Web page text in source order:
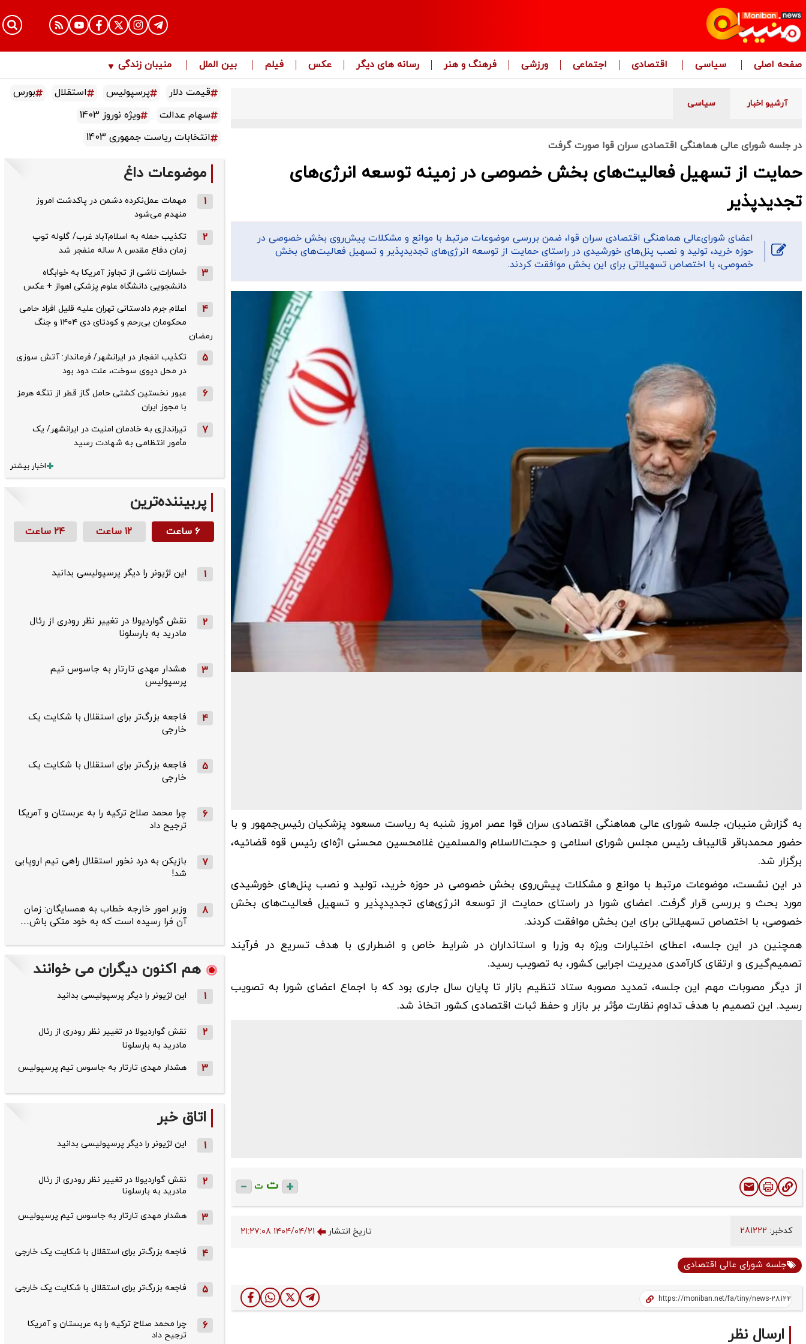
صفحه اصلی سیاسی اقتصادی اجتماعی ورزشی فرهنگ و هنر رسانه های دیگر عکس فیلم بین الملل منیبان زندگی
آرشیو اخبار سیاسی
در جلسه شورای‌ عالی هماهنگی اقتصادی سران قوا صورت گرفت
حمایت از تسهیل فعالیت‌های بخش خصوصی در زمینه توسعه انرژی‌های
تجدیدپذیر
اعضای شورای‌عالی هماهنگی اقتصادی سران قوا، ضمن بررسی موضوعات مرتبط با موانع و مشکلات پیش‌روی بخش خصوصی در
حوزه خرید، تولید و نصب پنل‌های خورشیدی در راستای حمایت از توسعه انرژی‌های تجدیدپذیر و تسهیل فعالیت‌های بخش
خصوصی، با اختصاص تسهیلاتی برای این بخش موافقت کردند.
به گزارش منیبان، جلسه شورای‌ عالی هماهنگی اقتصادی سران قوا عصر امروز شنبه به ریاست مسعود پزشکیان رئیس‌جمهور و با
حضور محمدباقر قالیباف رئیس مجلس شورای اسلامی و حجت‌الاسلام والمسلمین غلامحسین محسنی اژه‌ای رئیس قوه قضائیه،
برگزار شد.
در این نشست، موضوعات مرتبط با موانع و مشکلات پیش‌روی بخش خصوصی در حوزه خرید، تولید و نصب پنل‌های خورشیدی
مورد بحث و بررسی قرار گرفت. اعضای شورا در راستای حمایت از توسعه انرژی‌های تجدیدپذیر و تسهیل فعالیت‌های بخش
خصوصی، با اختصاص تسهیلاتی برای این بخش موافقت کردند.
همچنین در این جلسه، اعطای اختیارات ویژه به وزرا و استانداران در شرایط خاص و اضطراری با هدف تسریع در فرآیند
تصمیم‌گیری و ارتقای کارآمدی مدیریت اجرایی کشور، به تصویب رسید.
از دیگر مصوبات مهم این جلسه، تمدید مصوبه ستاد تنظیم بازار تا پایان سال جاری بود که با اجماع اعضای شورا به تصویب
رسید. این تصمیم با هدف تداوم نظارت مؤثر بر بازار و حفظ ثبات اقتصادی کشور اتخاذ شد.
ت ت
کدخبر: تاریخ انتشار ۱۴۰۴/۰۴/۲۱ ۲۱:۲۷:۰۸
جلسه شورای‌ عالی اقتصادی
ارسال نظر
قیمت دلار پرسپولیس استقلال
بورس
سهام عدالت
ویژه نوروز 1403
انتخابات ریاست جمهوری 1403
موضوعات داغ
1
مهمات عمل‌نکرده دشمن در پاکدشت امروز
منهدم می‌شود
2
تکذیب حمله به اسلام‌آباد غرب/ گلوله توپ
زمان دفاع مقدس ۸ ساله منفجر شد
3
خسارات ناشی از تجاوز آمریکا به خوابگاه
دانشجویی دانشگاه علوم پزشکی اهواز + عکس
4
اعلام جرم دادستانی تهران علیه قلیل افراد حامی
محکومان بی‌رحم و کودتای دی‌ ۱۴۰۴ و جنگ
رمضان
5
تکذیب ‌انفجار در ایرانشهر/ فرماندار: آتش سوزی
در محل دپوی سوخت، علت دود بود
6
عبور نخستین کشتی حامل گاز قطر از تنگه هرمز
با مجوز ایران
7
تیراندازی به خادمان امنیت در ایرانشهر/ یک
مأمور انتظامی به شهادت رسید
اخبار بیشتر
پربیننده‌ترین
۶ ساعت ۱۲ ساعت ۲۴ ساعت
1 این لژیونر را دیگر پرسپولیسی بدانید
2
نقش گواردیولا در تغییر نظر رودری از رئال
مادرید به بارسلونا
3
هشدار مهدی تارتار به جاسوس تیم
پرسپولیس
4
فاجعه بزرگ‌تر برای استقلال با شکایت یک
خارجی
5
فاجعه بزرگ‌تر برای استقلال با شکایت یک
خارجی
6
چرا محمد صلاح ترکیه را به عربستان و آمریکا
ترجیح داد
7
بازیکن به درد نخور استقلال راهی تیم اروپایی
شد!
8
وزیر امور خارجه خطاب به همسایگان: زمان
آن فرا رسیده است که به خود متکی باش…
هم اکنون دیگران می خوانند
1 این لژیونر را دیگر پرسپولیسی بدانید
2
نقش گواردیولا در تغییر نظر رودری از رئال
مادرید به بارسلونا
3 هشدار مهدی تارتار به جاسوس تیم پرسپولیس
اتاق خبر
1 این لژیونر را دیگر پرسپولیسی بدانید
2
نقش گواردیولا در تغییر نظر رودری از رئال
مادرید به بارسلونا
3 هشدار مهدی تارتار به جاسوس تیم پرسپولیس
4 فاجعه بزرگ‌تر برای استقلال با شکایت یک خارجی
5 فاجعه بزرگ‌تر برای استقلال با شکایت یک خارجی
6
چرا محمد صلاح ترکیه را به عربستان و آمریکا
ترجیح داد